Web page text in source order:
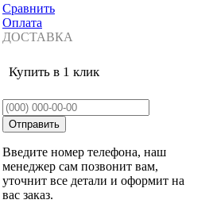
Сравнить
Оплата
ДОСТАВКА
Купить в 1 клик
Введите номер телефона, наш
менеджер сам позвонит вам,
уточнит все детали и оформит на
вас заказ.